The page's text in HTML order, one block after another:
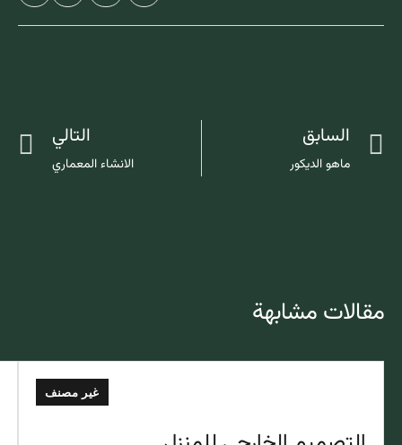
السابق
ماهو الديكور
التالي
الانشاء المعماري
مقالات مشابهة
غير مصنف